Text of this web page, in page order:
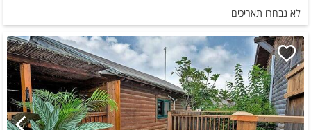
לא נבחרו תאריכים